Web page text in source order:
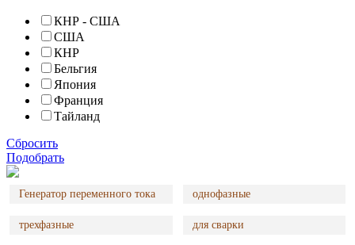
КНР - США
США
КНР
Бельгия
Япония
Франция
Тайланд
Сбросить
Подобрать
Генератор переменного тока однофазные
трехфазные для сварки